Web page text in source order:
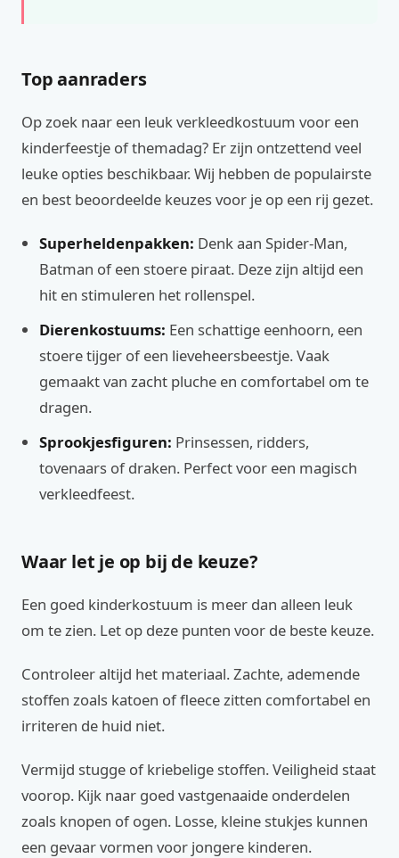
Top aanraders
Op zoek naar een leuk verkleedkostuum voor een
kinderfeestje of themadag? Er zijn ontzettend veel
leuke opties beschikbaar. Wij hebben de populairste
en best beoordeelde keuzes voor je op een rij gezet.
Superheldenpakken: Denk aan Spider-Man,
Batman of een stoere piraat. Deze zijn altijd een
hit en stimuleren het rollenspel.
Dierenkostuums: Een schattige eenhoorn, een
stoere tijger of een lieveheersbeestje. Vaak
gemaakt van zacht pluche en comfortabel om te
dragen.
Sprookjesfiguren: Prinsessen, ridders,
tovenaars of draken. Perfect voor een magisch
verkleedfeest.
Waar let je op bij de keuze?
Een goed kinderkostuum is meer dan alleen leuk
om te zien. Let op deze punten voor de beste keuze.
Controleer altijd het materiaal. Zachte, ademende
stoffen zoals katoen of fleece zitten comfortabel en
irriteren de huid niet.
Vermijd stugge of kriebelige stoffen. Veiligheid staat
voorop. Kijk naar goed vastgenaaide onderdelen
zoals knopen of ogen. Losse, kleine stukjes kunnen
een gevaar vormen voor jongere kinderen.